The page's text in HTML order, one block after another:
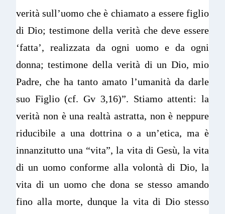
verità sull’uomo che è chiamato a essere figlio
di Dio; testimone della verità che deve essere
‘fatta’, realizzata da ogni uomo e da ogni
donna; testimone della verità di un Dio, mio
Padre, che ha tanto amato l’umanità da darle
suo Figlio (cf. Gv 3,16)”. Stiamo attenti: la
verità non è una realtà astratta, non è neppure
riducibile a una dottrina o a un’etica, ma è
innanzitutto una “vita”, la vita di Gesù, la vita
di un uomo conforme alla volontà di Dio, la
vita di un uomo che dona se stesso amando
fino alla morte, dunque la vita di Dio stesso